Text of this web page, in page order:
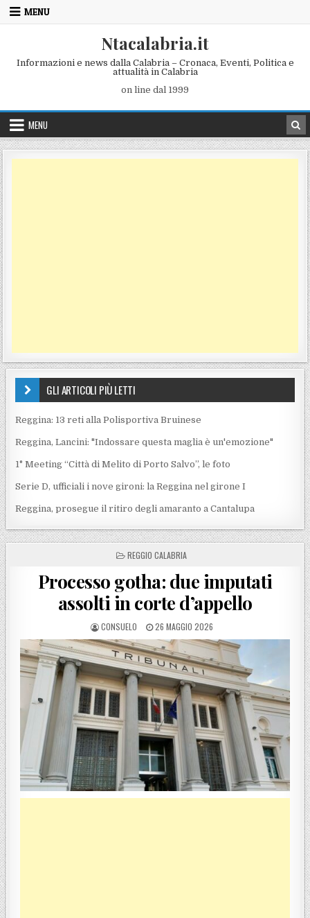
Skip to content
MENU
Ntacalabria.it
Informazioni e news dalla Calabria – Cronaca, Eventi, Politica e
attualità in Calabria
on line dal 1999
MENU
GLI ARTICOLI PIÙ LETTI
Reggina: 13 reti alla Polisportiva Bruinese
Reggina, Lancini: "Indossare questa maglia è un'emozione"
1° Meeting “Città di Melito di Porto Salvo”, le foto
Serie D, ufficiali i nove gironi: la Reggina nel girone I
Reggina, prosegue il ritiro degli amaranto a Cantalupa
POSTED IN
REGGIO CALABRIA
Processo gotha: due imputati
assolti in corte d’appello
POSTED BY
CONSUELO POSTED ON
26 MAGGIO 2026